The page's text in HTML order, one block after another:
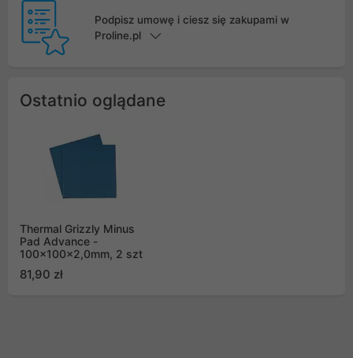
Podpisz umowę i ciesz się zakupami w
Proline.pl
Ostatnio oglądane
Thermal Grizzly Minus
Pad Advance -
100x100x2,0mm, 2 szt
81,90 zł